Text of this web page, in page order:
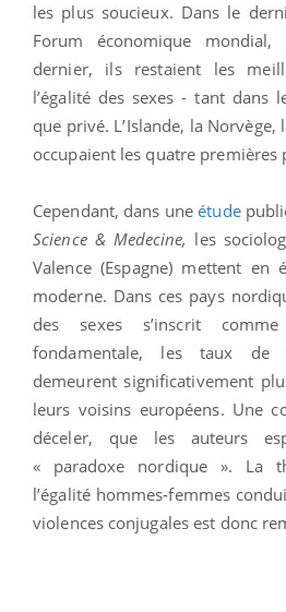
les plus soucieux. Dans le
Forum économique
dernier, ils restaient les
l’égalité des sexes - tant dans
que privé. L’Islande, la Norvège,
occupaient les quatre premières
Cependant, dans uneétude
Science & Medecine, les
Valence (Espagne) mettent en
moderne. Dans ces pays
des sexes s’inscrit
fondamentale, les taux de
demeurent significativement
leurs voisins européens. Une
déceler, que les auteurs
« paradoxe nordique ». La
l’égalité hommes-femmes
violences conjugales est donc